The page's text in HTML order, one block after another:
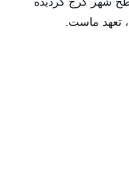
تعهد ماست.